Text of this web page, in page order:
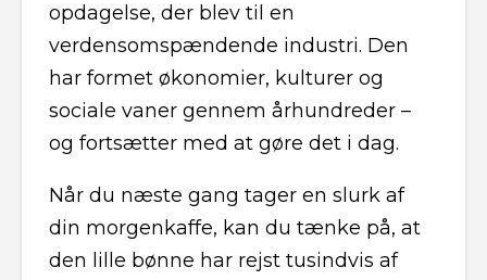
opdagelse, der blev til en
verdensomspændende industri. Den
har formet økonomier, kulturer og
sociale vaner gennem århundreder –
og fortsætter med at gøre det i dag.
Når du næste gang tager en slurk af
din morgenkaffe, kan du tænke på, at
den lille bønne har rejst tusindvis af